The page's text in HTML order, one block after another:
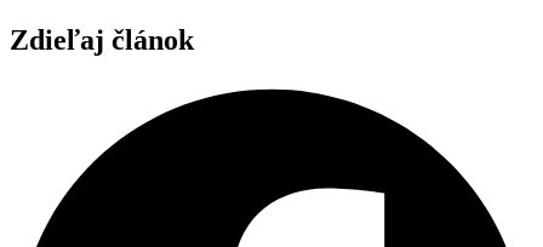
Zdieľaj článok